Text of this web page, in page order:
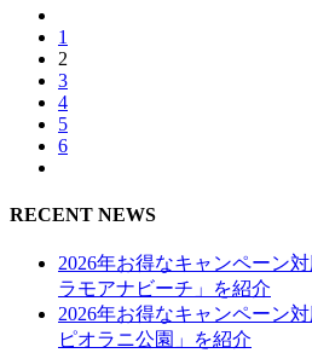
1
2
3
4
5
6
RECENT NEWS
2026年お得なキャンペーン
ラモアナビーチ」を紹介
2026年お得なキャンペーン
ピオラニ公園」を紹介